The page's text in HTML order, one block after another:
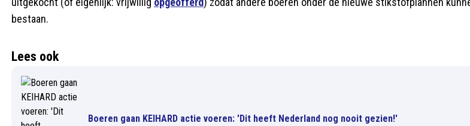
bestaan.
Lees ook
Boeren gaan KEIHARD actie voeren: 'Dit heeft Nederland nog nooit gezien!'